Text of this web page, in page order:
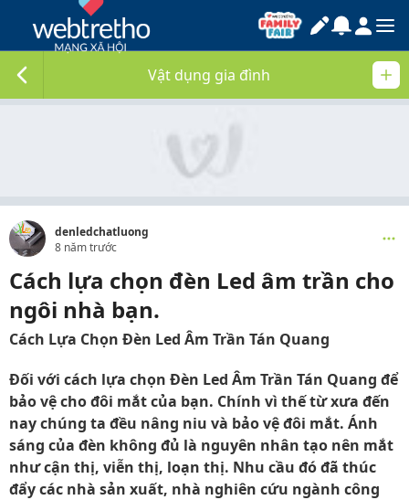
Vật dụng gia đình
denledchatluong
8 năm trước
Cách lựa chọn đèn Led âm trần cho
ngôi nhà bạn.
Cách Lựa Chọn Đèn Led Âm Trần Tán Quang
Đối với cách lựa chọn Đèn Led Âm Trần Tán Quang để
bảo vệ cho đôi mắt của bạn. Chính vì thế từ xưa đến
nay chúng ta đều nâng niu và bảo vệ đôi mắt. Ánh
sáng của đèn không đủ là nguyên nhân tạo nên mắt
như cận thị, viễn thị, loạn thị. Nhu cầu đó đã thúc
đẩy các nhà sản xuất, nhà nghiên cứu ngành công